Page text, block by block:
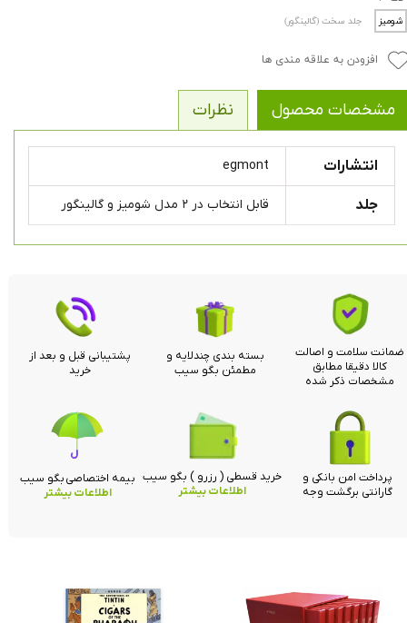
شومیز جلد سخت (گالینگور)
افزودن به علاقه مندی ها
مشخصات محصول نظرات
انتشارات egmont
جلد قابل انتخاب در ۲ مدل شومیز و گالینگور
ضمانت سلامت و اصالت
کالا دقیقا مطابق
مشخصات ذکر شده
بسته بندی چندلایه و
مطمئن بگو سیب
پشتیبانی قبل و بعد از
خرید
خرید قسطی ( رزرو ) بگو سیب
اطلاعات بیشتر
پرداخت امن بانکی و
گارانتی برگشت وجه
بیمه اختصاصی بگو سیب
اطلاعات بیشتر